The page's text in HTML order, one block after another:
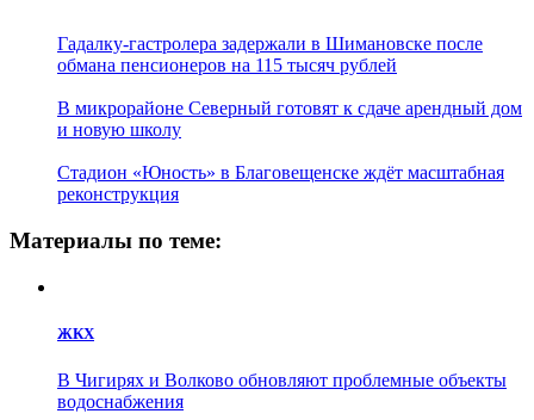
Гадалку-гастролера задержали в Шимановске после
обмана пенсионеров на 115 тысяч рублей
В микрорайоне Северный готовят к сдаче арендный дом
и новую школу
Стадион «Юность» в Благовещенске ждёт масштабная
реконструкция
Материалы по теме:
ЖКХ
В Чигирях и Волково обновляют проблемные объекты
водоснабжения